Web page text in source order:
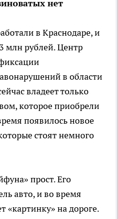
нет
в Краснодаре, и
млн рублей. Центр
в области
владеет только
которое приобрели
появилось новое
стоят немного
прост. Его
авто, и во время
«картинку» на дороге.